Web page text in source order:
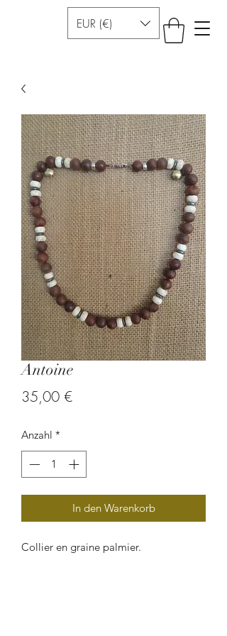
EUR (€)
Antoine
35,00 €Preis
Anzahl *
In den Warenkorb
Collier en graine palmier.